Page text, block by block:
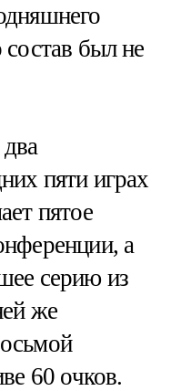
был не
пяти играх
пятое
а
серию из
же
60 очков.